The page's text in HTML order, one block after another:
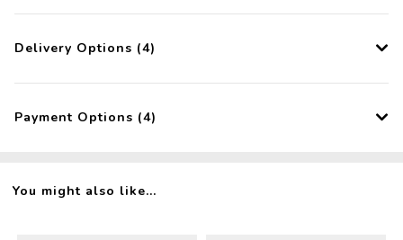
Delivery Options (4)
Payment Options (4)
You might also like...